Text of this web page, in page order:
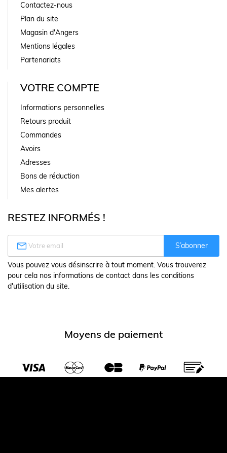
Contactez-nous
Plan du site
Magasin d'Angers
Mentions légales
Partenariats
VOTRE COMPTE
Informations personnelles
Retours produit
Commandes
Avoirs
Adresses
Bons de réduction
Mes alertes
RESTEZ INFORMÉS !
 S’abonner
Vous pouvez vous désinscrire à tout moment. Vous trouverez
pour cela nos informations de contact dans les conditions
d'utilisation du site.
Moyens de paiement